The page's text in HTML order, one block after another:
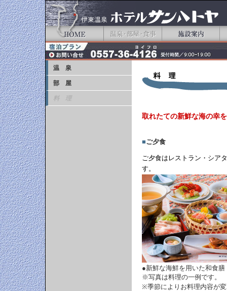
温 泉
部 屋
料 理
取れたての新鮮な海の幸
■ご夕食
ご夕食はレストラン・シア
す。
●新鮮な海鮮を用いた和食膳
※写真は料理の一例です。
※季節によりお料理内容が